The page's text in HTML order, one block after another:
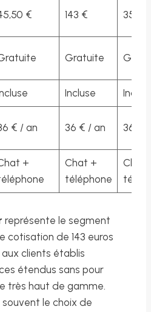
€ 143 € 358 €
Gratuite
Incluse
€ / an 36 € / an 36 €
+
Chat +
téléphone
Chat
représente le segment
cotisation de 143 euros
aux clients établis
étendus sans pour
très haut de gamme.
le choix de